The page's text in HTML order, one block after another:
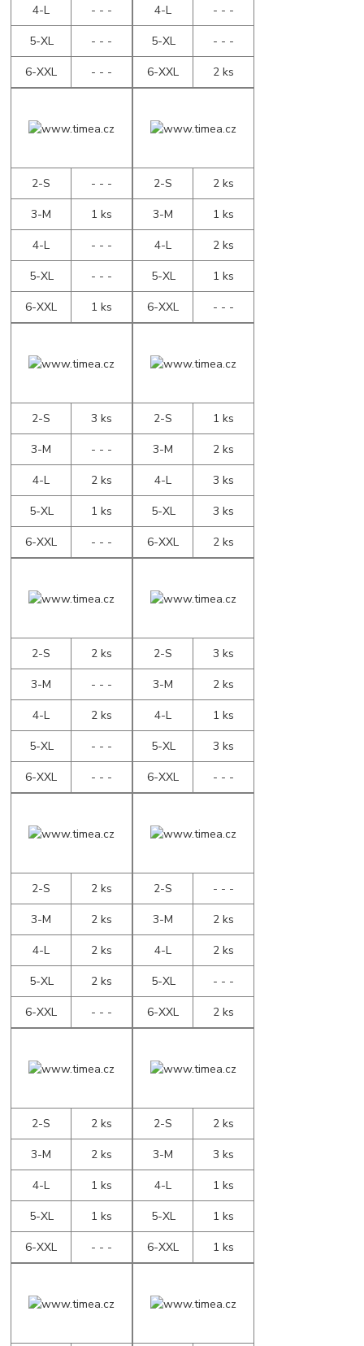
4-L
- - -
5-XL
- - -
6-XXL
- - -
4-L
- - -
5-XL
- - -
6-XXL
2 ks
2-S
- - -
3-M
1 ks
4-L
- - -
5-XL
- - -
6-XXL
1 ks
2-S
2 ks
3-M
1 ks
4-L
2 ks
5-XL
1 ks
6-XXL
- - -
2-S
3 ks
3-M
- - -
4-L
2 ks
5-XL
1 ks
6-XXL
- - -
2-S
1 ks
3-M
2 ks
4-L
3 ks
5-XL
3 ks
6-XXL
2 ks
2-S
2 ks
3-M
- - -
4-L
2 ks
5-XL
- - -
6-XXL
- - -
2-S
3 ks
3-M
2 ks
4-L
1 ks
5-XL
3 ks
6-XXL
- - -
2-S
2 ks
3-M
2 ks
4-L
2 ks
5-XL
2 ks
6-XXL
- - -
2-S
- - -
3-M
2 ks
4-L
2 ks
5-XL
- - -
6-XXL
2 ks
2-S
2 ks
3-M
2 ks
4-L
1 ks
5-XL
1 ks
6-XXL
- - -
2-S
2 ks
3-M
3 ks
4-L
1 ks
5-XL
1 ks
6-XXL
1 ks